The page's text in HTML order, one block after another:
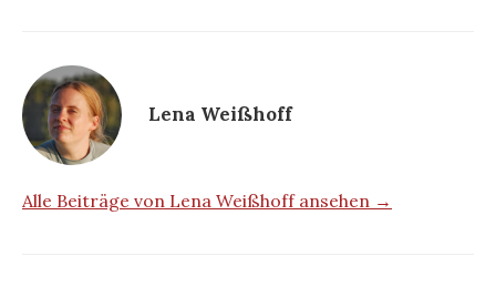
Lena Weißhoff
Alle Beiträge von Lena Weißhoff ansehen →